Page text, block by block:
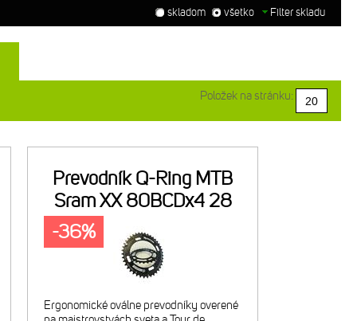
Filter skladu
skladom všetko
Položek na stránku:
Prevodník Q-Ring MTB
Sram XX 80BCDx4 28
Ergonomické oválne prevodníky overené
-36%